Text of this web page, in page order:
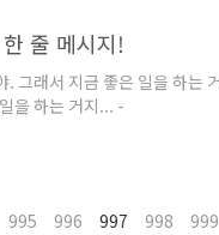
채널 - 월급받는날 입
트폰(모바일)에서 스토
접속해서 본 화면입니
텐츠를 발행하였네
나 이벤트 등을 진행
줄 메시지!
. 그래서 지금 좋은 일을 하는
을 하는 거지... -
995 996 997 998 999